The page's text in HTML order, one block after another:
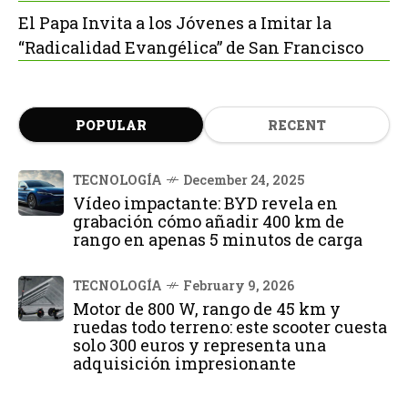
El Papa Invita a los Jóvenes a Imitar la
“Radicalidad Evangélica” de San Francisco
POPULAR RECENT
TECNOLOGÍA December 24, 2025
Vídeo impactante: BYD revela en
grabación cómo añadir 400 km de
rango en apenas 5 minutos de carga
TECNOLOGÍA February 9, 2026
Motor de 800 W, rango de 45 km y
ruedas todo terreno: este scooter cuesta
solo 300 euros y representa una
adquisición impresionante